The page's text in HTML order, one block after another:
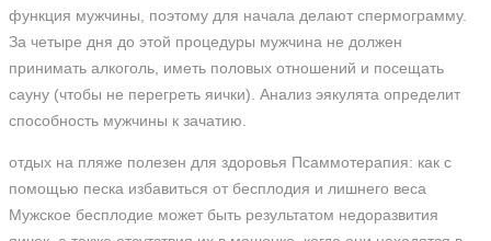
функция мужчины, поэтому для начала делают спермограмму.
За четыре дня до этой процедуры мужчина не должен
принимать алкоголь, иметь половых отношений и посещать
сауну (чтобы не перегреть яички). Анализ эякулята определит
способность мужчины к зачатию.
отдых на пляже полезен для здоровья Псаммотерапия: как с
помощью песка избавиться от бесплодия и лишнего веса
Мужское бесплодие может быть результатом недоразвития